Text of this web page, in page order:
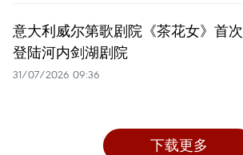
意大利威尔第歌剧院《茶花女》首次
登陆河内剑湖剧院
31/07/2026 09:36
下载更多